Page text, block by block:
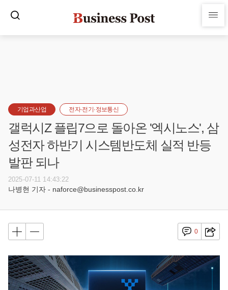
기업과산업 전자·전기·정보통신
갤럭시Z 플립7으로 돌아온 '엑시노스', 삼
성전자 하반기 시스템반도체 실적 반등
발판 되나
2025-07-11 14:43:22
나병현 기자 - naforce@businesspost.co.kr
0